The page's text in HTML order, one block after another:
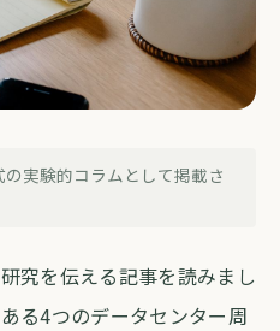
める、DX推進部門
年5月25日・約4分
実験的コラムとして掲載さ
究を伝える記事を読みまし
る4つのデータセンター周